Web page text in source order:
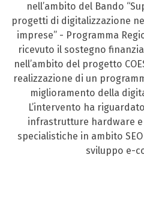
nell’ambito del Bando
progetti di digitalizzazione
imprese” - Programma
ricevuto il sostegno
nell’ambito del progetto
realizzazione di un
miglioramento della
L’intervento ha
infrastrutture hardware
specialistiche in ambito
sviluppo e-